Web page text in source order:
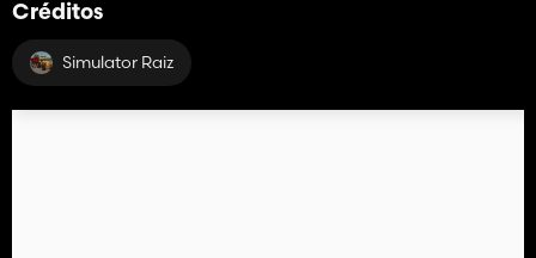
Créditos
Simulator Raiz